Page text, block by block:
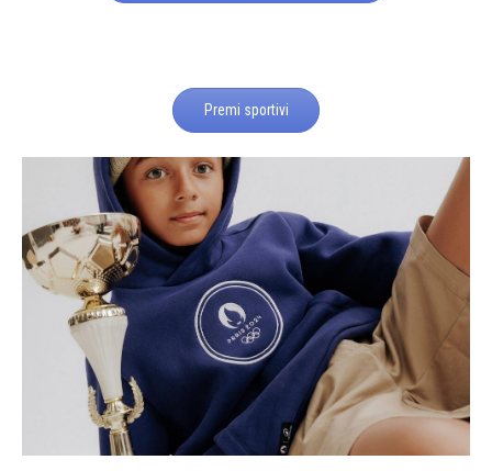
Premi sportivi